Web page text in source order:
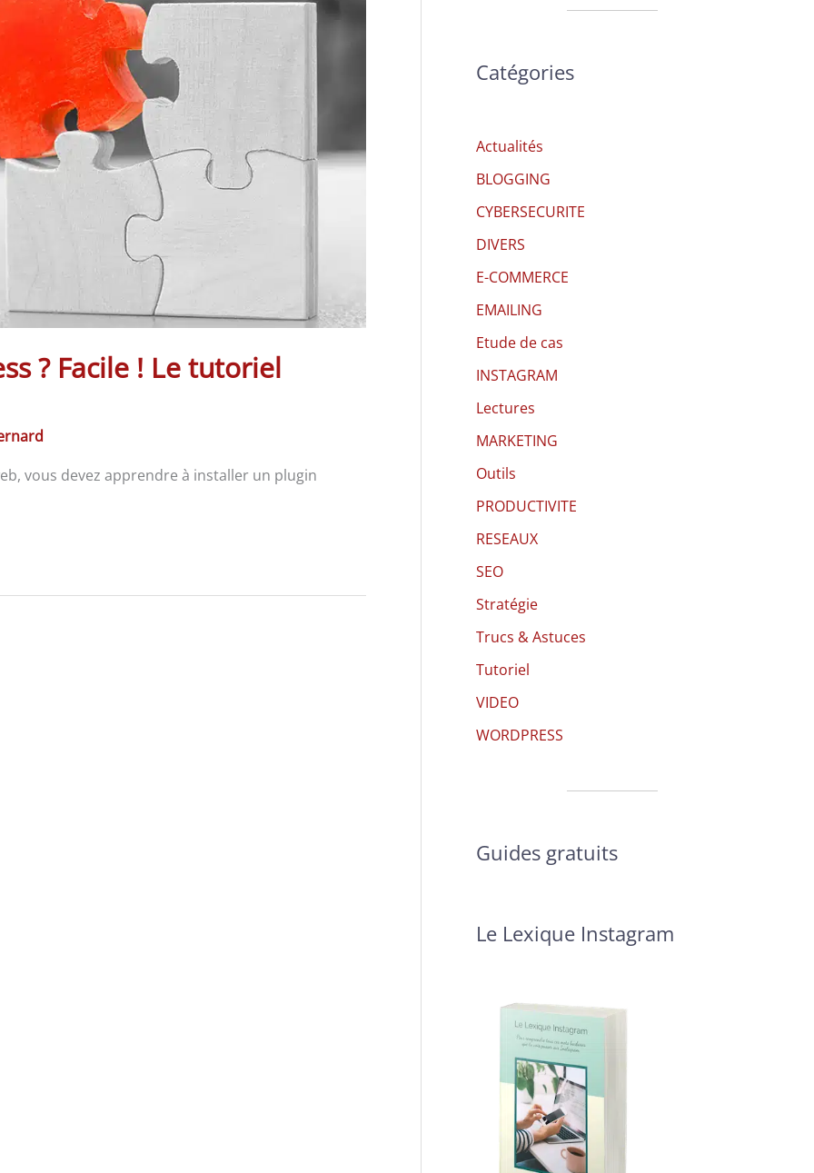
? Facile ! Le tutoriel
vous devez apprendre à installer un plugin
Catégories
Actualités
BLOGGING
CYBERSECURITE
DIVERS
E-COMMERCE
EMAILING
Etude de cas
INSTAGRAM
Lectures
MARKETING
Outils
PRODUCTIVITE
RESEAUX
SEO
Stratégie
Trucs & Astuces
Tutoriel
VIDEO
WORDPRESS
Guides gratuits
Le Lexique Instagram